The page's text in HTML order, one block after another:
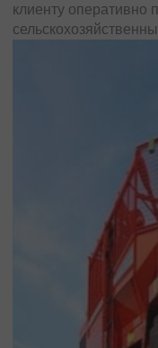
клиенту оперативно